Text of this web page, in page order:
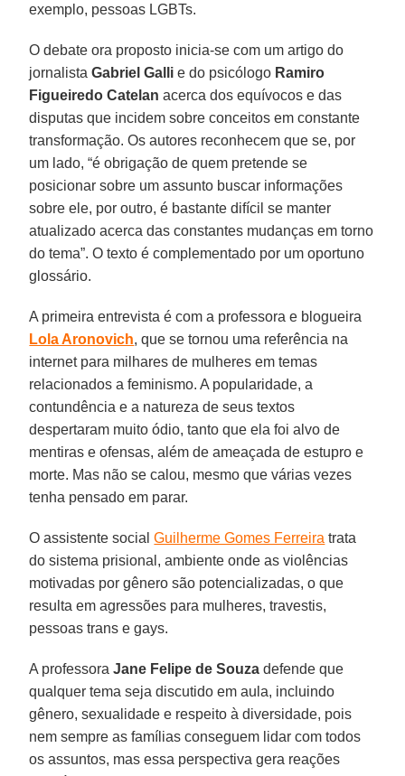
exemplo, pessoas LGBTs.
O debate ora proposto inicia-se com um artigo do
jornalistaGabriel Galli e do psicólogo Ramiro
Figueiredo Catelan acerca dos equívocos e das
disputas que incidem sobre conceitos em constante
transformação. Os autores reconhecem que se, por
um lado, “é obrigação de quem pretende se
posicionar sobre um assunto buscar informações
sobre ele, por outro, é bastante difícil se manter
atualizado acerca das constantes mudanças em torno
do tema”. O texto é complementado por um oportuno
glossário.
A primeira entrevista é com a professora e blogueira
Lola Aronovich, que se tornou uma referência na
internet para milhares de mulheres em temas
relacionados a feminismo. A popularidade, a
contundência e a natureza de seus textos
despertaram muito ódio, tanto que ela foi alvo de
mentiras e ofensas, além de ameaçada de estupro e
morte. Mas não se calou, mesmo que várias vezes
tenha pensado em parar.
O assistente socialGuilherme Gomes Ferreira trata
do sistema prisional, ambiente onde as violências
motivadas por gênero são potencializadas, o que
resulta em agressões para mulheres, travestis,
pessoas trans e gays.
A professoraJane Felipe de Souza defende que
qualquer tema seja discutido em aula, incluindo
gênero, sexualidade e respeito à diversidade, pois
nem sempre as famílias conseguem lidar com todos
os assuntos, mas essa perspectiva gera reações